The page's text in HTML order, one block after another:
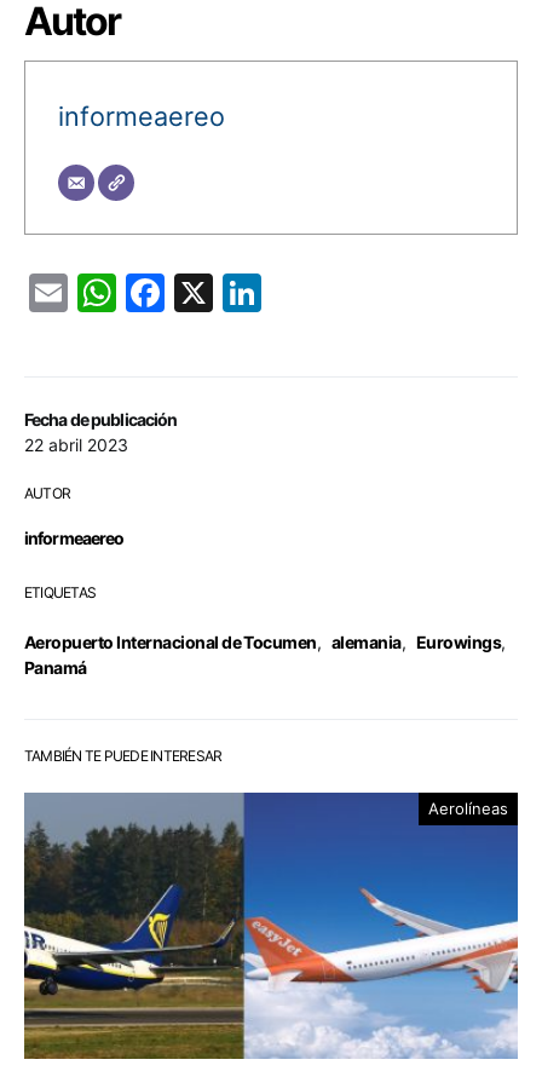
Fecha de publicación
22 abril 2023
AUTOR
informeaereo
ETIQUETAS
Aeropuerto Internacional de Tocumen, alemania, Eurowings,
Panamá
Autor
informeaereo
EmailWhatsApp
Facebook
X
TAMBIÉN TE PUEDE INTERESAR
Aerolíneas